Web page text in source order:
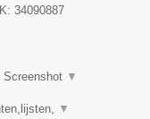
34090887
Screenshot ▼
▼